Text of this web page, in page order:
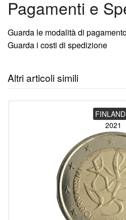
Pagamenti e
Guarda le modalità di
Guarda i costi di spedizione
Altri articoli simili
2021